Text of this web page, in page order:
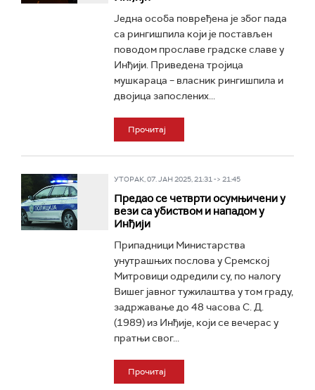
Једна особа повређена је због пада
са рингишпила који је постављен
поводом прославе градске славе у
Инђији. Приведена тројица
мушкараца – власник рингишпила и
двојица запослених...
Прочитај
УТОРАК, 07. ЈАН 2025, 21:31 -> 21:45
Предао се четврти осумњичени у
вези са убиством и нападом у
Инђији
Припадници Министарства
унутрашњих послова у Сремској
Митровици одредили су, по налогу
Вишег јавног тужилаштва у том граду,
задржавање до 48 часова С. Д.
(1989) из Инђије, који се вечерас у
пратњи свог...
Прочитај